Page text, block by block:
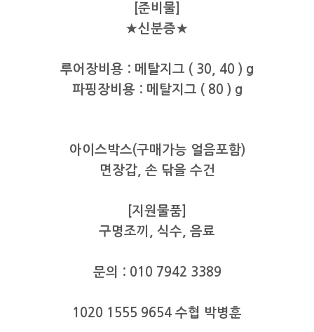
[준비물]
★신분증★
루어장비용 : 메탈지그 ( 30, 40 ) g
파핑장비용 : 메탈지그 ( 80 ) g
아이스박스(구매가능 얼음포함)
면장갑, 손 닦을 수건
[지원물품]
구명조끼, 식수, 음료
문의 : 010 7942 3389
1020 1555 9654 수협 박병훈